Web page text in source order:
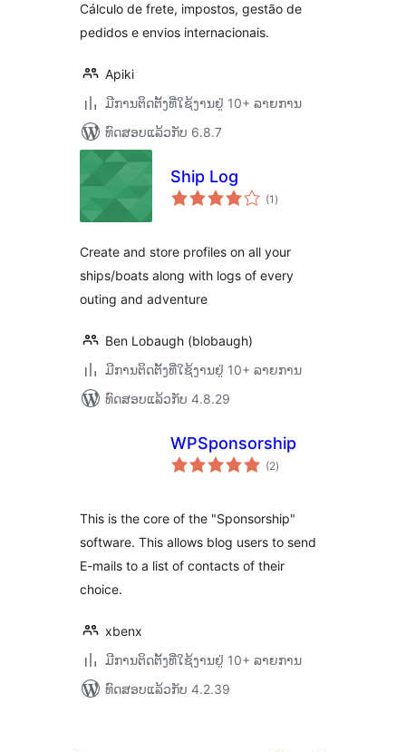
Cálculo de frete, impostos, gestão de
pedidos e envios internacionais.
Apiki
ມີການຕິດຕັ້ງທີ່ໃຊ້ງານຢູ່ 10+ ລາຍການ
ທົດສອບແລ້ວກັບ 6.8.7
Ship Log
(1 ຄະແນນ
ທັງໝົດ
)
Create and store profiles on all your
ships/boats along with logs of every
outing and adventure
Ben Lobaugh (blobaugh)
ມີການຕິດຕັ້ງທີ່ໃຊ້ງານຢູ່ 10+ ລາຍການ
ທົດສອບແລ້ວກັບ 4.8.29
WPSponsorship
(2ຄະແນນ
ທັງໝົດ
)
This is the core of the "Sponsorship"
software. This allows blog users to send
E-mails to a list of contacts of their
choice.
xbenx
ມີການຕິດຕັ້ງທີ່ໃຊ້ງານຢູ່ 10+ ລາຍການ
ທົດສອບແລ້ວກັບ 4.2.39